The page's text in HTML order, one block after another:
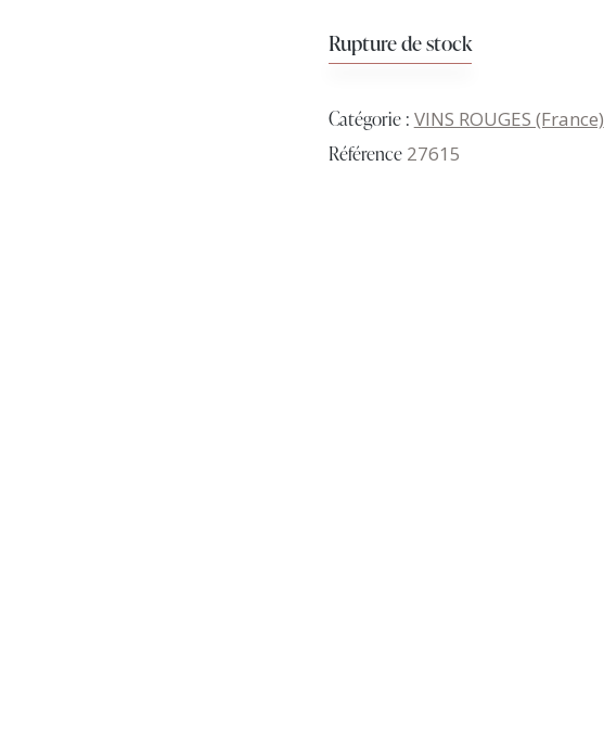
Rupture de stock
Catégorie : VINS ROUGES (France)
Référence 27615